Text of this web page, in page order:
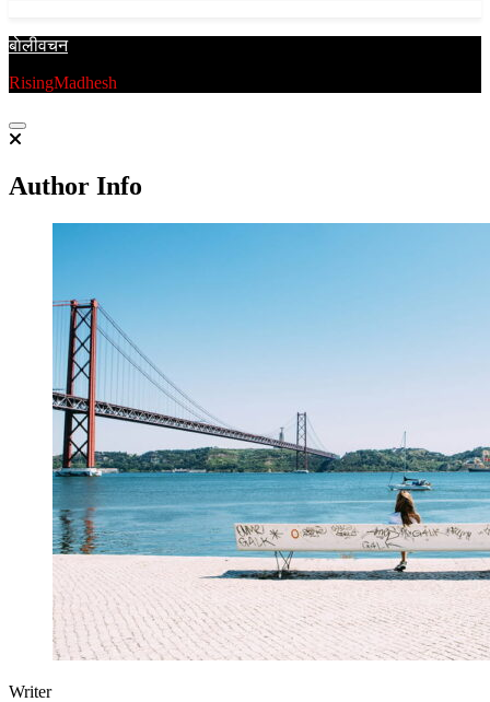
बाेलीवचन
RisingMadhesh
Author Info
Writer